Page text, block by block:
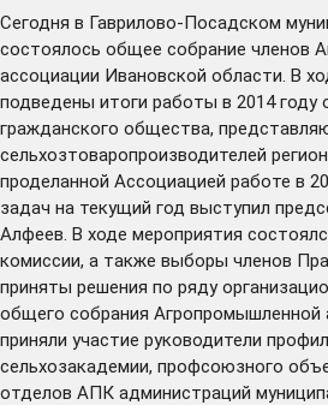
Сегодня в Гаврилово-Посадском
состоялось общее собрание членов
ассоциации Ивановской области. В
подведены итоги работы в 2014 году
гражданского общества,
сельхозтоваропроизводителей
проделанной Ассоциацией работе в
задач на текущий год выступил
Алфеев. В ходе мероприятия
комиссии, а также выборы членов
приняты решения по ряду
общего собрания Агропромышленной
приняли участие руководители
сельхозакадемии, профсоюзного
отделов АПК администраций